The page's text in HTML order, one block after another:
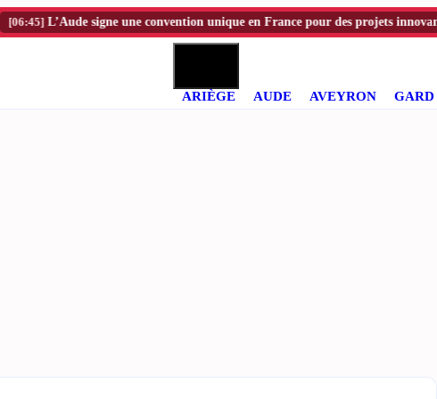
L’Aude signe une convention unique en France pour des projets innovants
ARIÈGE AUDE AVEYRON GARD